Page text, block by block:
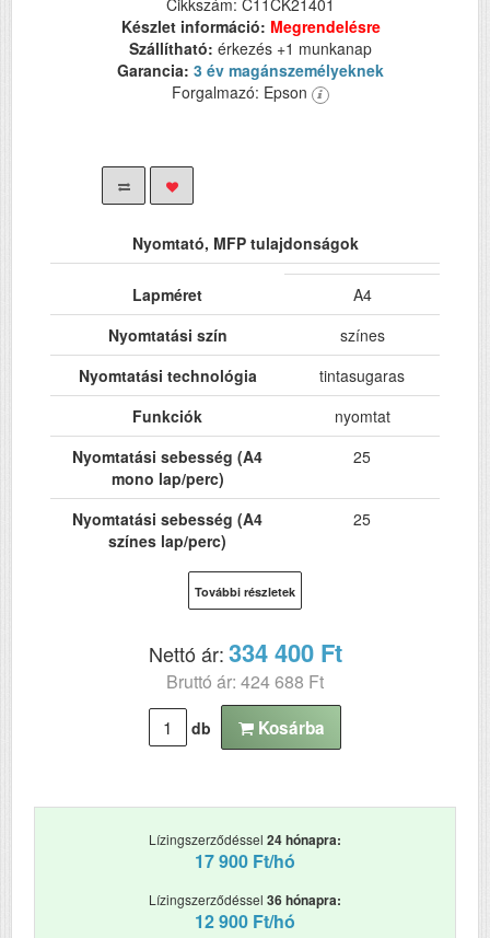
Cikkszám: C11CK21401
Készlet információ: Megrendelésre
Szállítható: érkezés +1 munkanap
Garancia: 3 év magánszemélyeknek
Forgalmazó: Epson
Nyomtató, MFP tulajdonságok
Lapméret
A4
Nyomtatási szín
színes
Nyomtatási technológia
tintasugaras
Funkciók
nyomtat
Nyomtatási sebesség (A4
mono lap/perc)
25
Nyomtatási sebesség (A4
színes lap/perc)
25
USB
Kétoldalas, duplex
nyomtatás
kétoldalas lapolvasás)
RAM (MB)
Első fekete nyomat
További részletek
Nettó ár:334 400 Ft
Bruttó ár: 424 688 Ft
db Kosárba
Lízingszerződéssel 24 hónapra:
17 900 Ft/hó
Lízingszerződéssel 36 hónapra:
12 900 Ft/hó